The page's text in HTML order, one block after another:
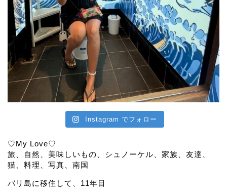
Instagram でフォロー
♡My Love♡
旅、自然、美味しいもの、シュノーケル、家族、友達、
猫、料理、写真、南国
バリ島に移住して、11年目